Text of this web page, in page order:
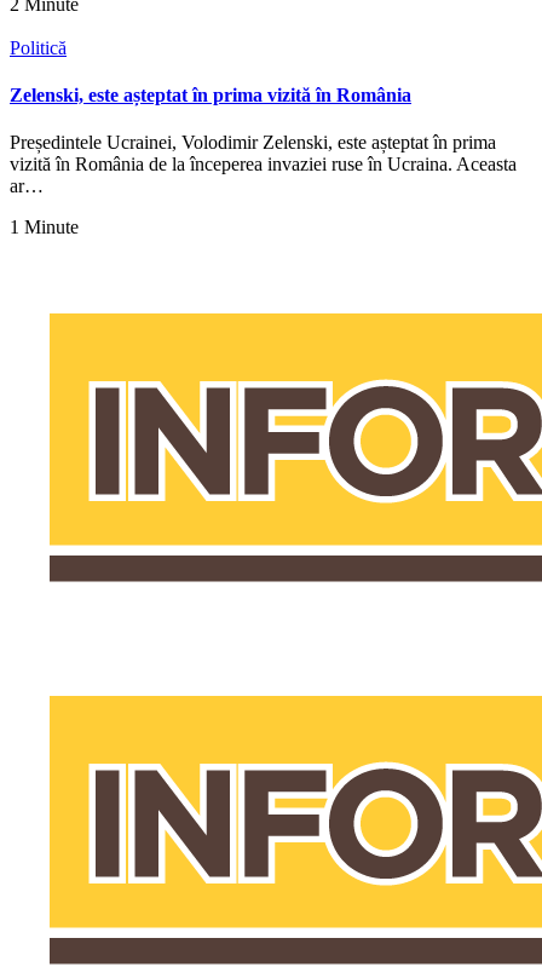
Politică
Zelenski, este așteptat în prima vizită în România
Președintele Ucrainei, Volodimir Zelenski, este așteptat în prima
vizită în România de la începerea invaziei ruse în Ucraina. Aceasta
ar…
1 Minute